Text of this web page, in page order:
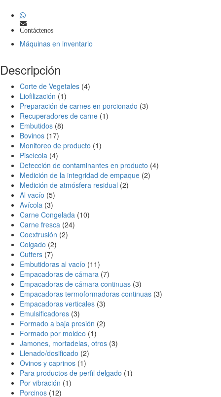
Contáctenos
Máquinas en inventario
Descripción
Corte de Vegetales (4)
Liofilización (1)
Preparación de carnes en porcionado (3)
Recuperadores de carne (1)
Embutidos (8)
Bovinos (17)
Monitoreo de producto (1)
Piscícola (4)
Detección de contaminantes en producto (4)
Medición de la integridad de empaque (2)
Medición de atmósfera residual (2)
Al vacío (5)
Avícola (3)
Carne Congelada (10)
Carne fresca (24)
Coextrusión (2)
Colgado (2)
Cutters (7)
Embutidoras al vacío (11)
Empacadoras de cámara (7)
Empacadoras de cámara continuas (3)
Empacadoras termoformadoras continuas (3)
Empacadoras verticales (3)
Emulsificadores (3)
Formado a baja presión (2)
Formado por moldeo (1)
Jamones, mortadelas, otros (3)
Llenado/dosificado (2)
Ovinos y caprinos (1)
Para productos de perfil delgado (1)
Por vibración (1)
Porcinos (12)